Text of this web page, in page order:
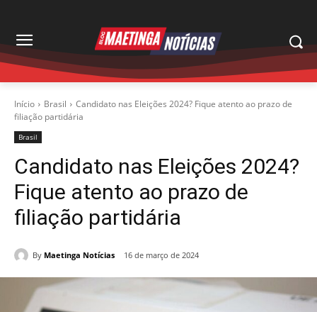
Início Brasil
Candidato nas Eleições 2024? Fique atento ao prazo de
filiação partidária
Brasil
Candidato nas Eleições 2024?
Fique atento ao prazo de
filiação partidária
By Maetinga Notícias 16 de março de 2024